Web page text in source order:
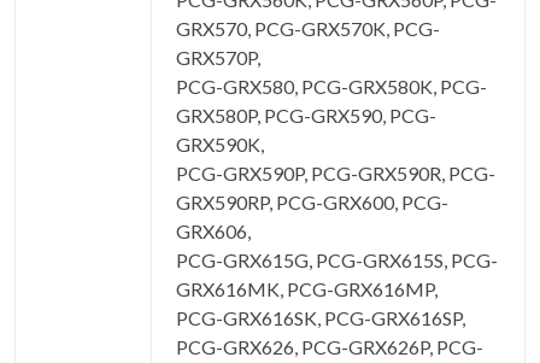
GRX570, PCG-GRX570K, PCG-
GRX570P,
PCG-GRX580, PCG-GRX580K, PCG-
GRX580P, PCG-GRX590, PCG-
GRX590K,
PCG-GRX590P, PCG-GRX590R, PCG-
GRX590RP, PCG-GRX600, PCG-
GRX606,
PCG-GRX615G, PCG-GRX615S, PCG-
GRX616MK, PCG-GRX616MP,
PCG-GRX616SK, PCG-GRX616SP,
PCG-GRX626, PCG-GRX626P, PCG-